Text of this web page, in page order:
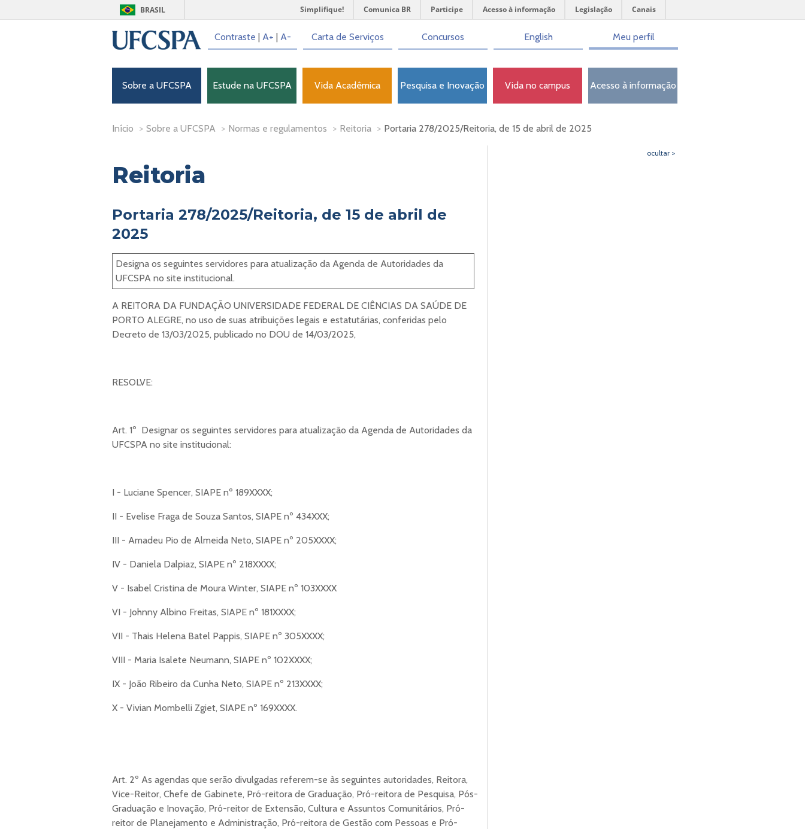
BRASIL Simplifique! Comunica BR Participe Acesso à informação Legislação Canais
Contraste | A+ | A- Carta de Serviços Concursos English Meu perfil
Sobre a UFCSPA Estude na UFCSPA Vida Acadêmica Pesquisa e Inovação Vida no campus Acesso à informação
Início > Sobre a UFCSPA > Normas e regulamentos > Reitoria > Portaria 278/2025/Reitoria, de 15 de abril de 2025
Reitoria
Portaria 278/2025/Reitoria, de 15 de abril de
2025
Designa os seguintes servidores para atualização da Agenda de Autoridades da
UFCSPA no site institucional.
A REITORA DA FUNDAÇÃO UNIVERSIDADE FEDERAL DE CIÊNCIAS DA SAÚDE DE
PORTO ALEGRE, no uso de suas atribuições legais e estatutárias, conferidas pelo
Decreto de 13/03/2025, publicado no DOU de 14/03/2025,
RESOLVE:
Art. 1º Designar os seguintes servidores para atualização da Agenda de Autoridades da
UFCSPA no site institucional:
I - Luciane Spencer, SIAPE nº 189XXXX;
II - Evelise Fraga de Souza Santos, SIAPE nº 434XXX;
III - Amadeu Pio de Almeida Neto, SIAPE nº 205XXXX;
IV - Daniela Dalpiaz, SIAPE nº 218XXXX;
V - Isabel Cristina de Moura Winter, SIAPE nº 103XXXX
VI - Johnny Albino Freitas, SIAPE nº 181XXXX;
VII - Thais Helena Batel Pappis, SIAPE nº 305XXXX;
VIII - Maria Isalete Neumann, SIAPE nº 102XXXX;
IX - João Ribeiro da Cunha Neto, SIAPE nº 213XXXX;
X - Vivian Mombelli Zgiet, SIAPE nº 169XXXX.
Art. 2º As agendas que serão divulgadas referem-se às seguintes autoridades, Reitora,
Vice-Reitor, Chefe de Gabinete, Pró-reitora de Graduação, Pró-reitora de Pesquisa, Pós-
Graduação e Inovação, Pró-reitor de Extensão, Cultura e Assuntos Comunitários, Pró-
reitor de Planejamento e Administração, Pró-reitora de Gestão com Pessoas e Pró-
ocultar >